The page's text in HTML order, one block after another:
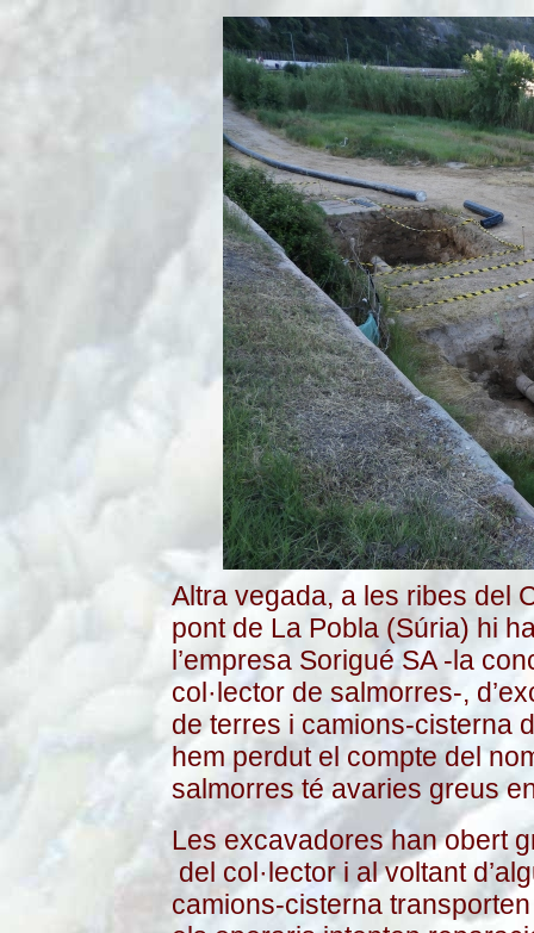
Altra vegada, a les ribes del
pont de La Pobla (Súria) hi
l’empresa Sorigué SA -la
col·lector de salmorres-,
de terres i camions-cisterna
hem perdut el compte del
salmorres té avaries greus
Les excavadores han obert
del col·lector i al voltant
camions-cisterna